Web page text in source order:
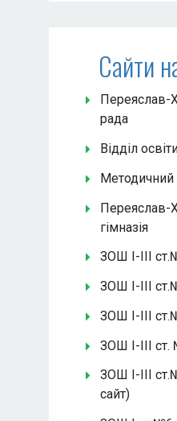
Сайти
Переяслав-
рада
Відділ
Методичний
Переяслав-
гімназія
ЗОШ І-ІІІ
ЗОШ І-ІІІ
ЗОШ І-ІІІ
ЗОШ І-ІІІ
ЗОШ І-ІІІ
сайт)